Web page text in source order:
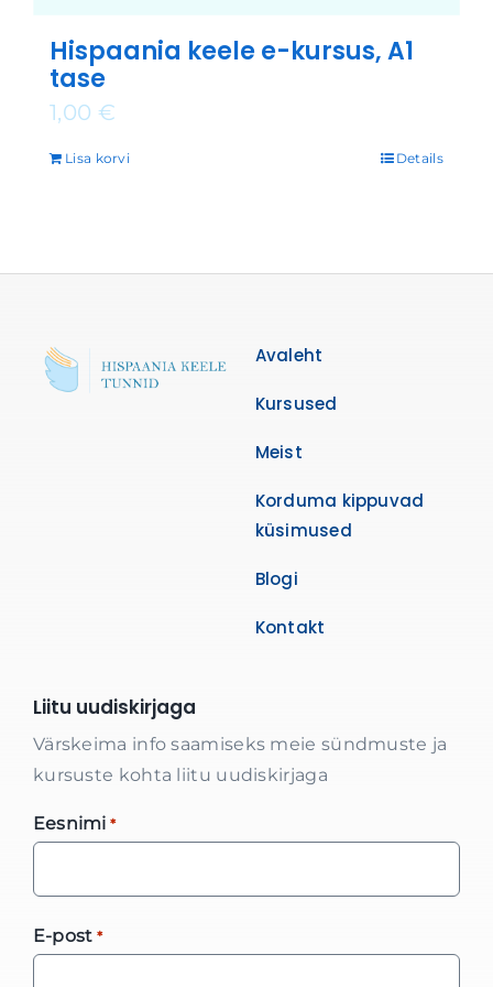
Hispaania keele e-kursus, A1
tase
1,00 €
Lisa korvi Details
Avaleht
Kursused
Meist
Korduma kippuvad
küsimused
Blogi
Kontakt
Liitu uudiskirjaga
Värskeima info saamiseks meie sündmuste ja
kursuste kohta liitu uudiskirjaga
Eesnimi *
E-post *